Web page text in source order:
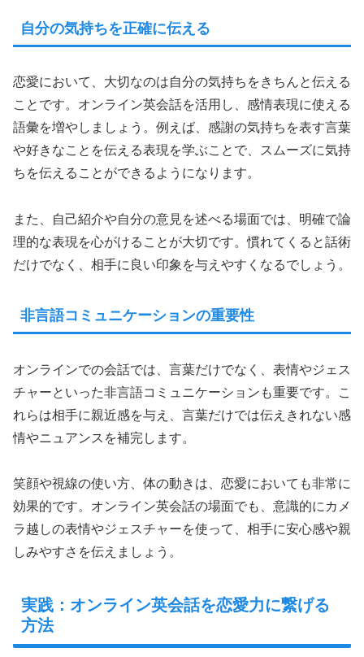
自分の気持ちを正確に伝える
恋愛において、大切なのは自分の気持ちをきちんと伝える
ことです。オンライン英会話を活用し、感情表現に使える
語彙を増やしましょう。例えば、感謝の気持ちを表す言葉
や好きなことを伝える表現を学ぶことで、スムーズに気持
ちを伝えることができるようになります。
また、自己紹介や自分の意見を述べる場面では、明確で論
理的な表現を心がけることが大切です。慣れてくると話術
だけでなく、相手に良い印象を与えやすくなるでしょう。
非言語コミュニケーションの重要性
オンラインでの会話では、言葉だけでなく、表情やジェス
チャーといった非言語コミュニケーションも重要です。こ
れらは相手に親近感を与え、言葉だけでは伝えきれない感
情やニュアンスを補完します。
笑顔や視線の使い方、体の動きは、恋愛においても非常に
効果的です。オンライン英会話の場面でも、意識的にカメ
ラ越しの表情やジェスチャーを使って、相手に安心感や親
しみやすさを伝えましょう。
実践：オンライン英会話を恋愛力に繋げる
方法